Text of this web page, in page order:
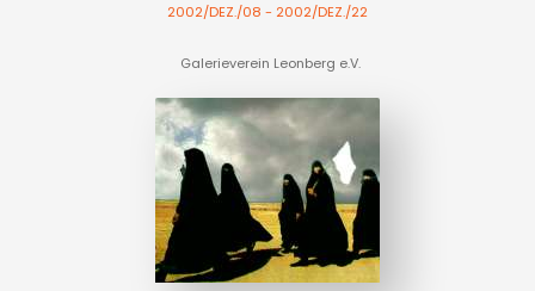
2002/DEZ./08 - 2002/DEZ./22
Galerieverein Leonberg e.V.